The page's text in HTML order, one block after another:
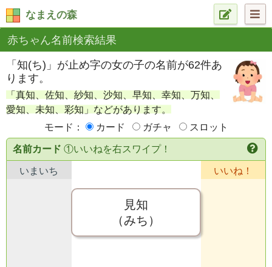
なまえの森
赤ちゃん名前検索結果
「知(ち)」が止め字の女の子の名前が62件あ
ります。
「真知、佐知、紗知、沙知、早知、幸知、万知、
愛知、未知、彩知」などがあります。
モード：
カード ガチャ スロット
名前カード ①いいねを右スワイプ！
いまいち
見知
（みち）
いいね！